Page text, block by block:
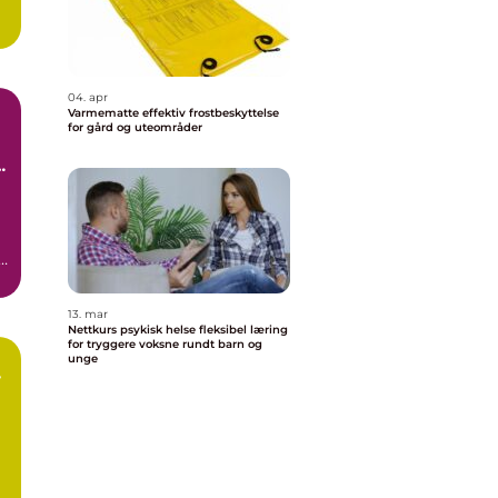
04. apr
Varmematte effektiv frostbeskyttelse
for gård og uteområder
13. mar
Nettkurs psykisk helse fleksibel læring
for tryggere voksne rundt barn og
unge